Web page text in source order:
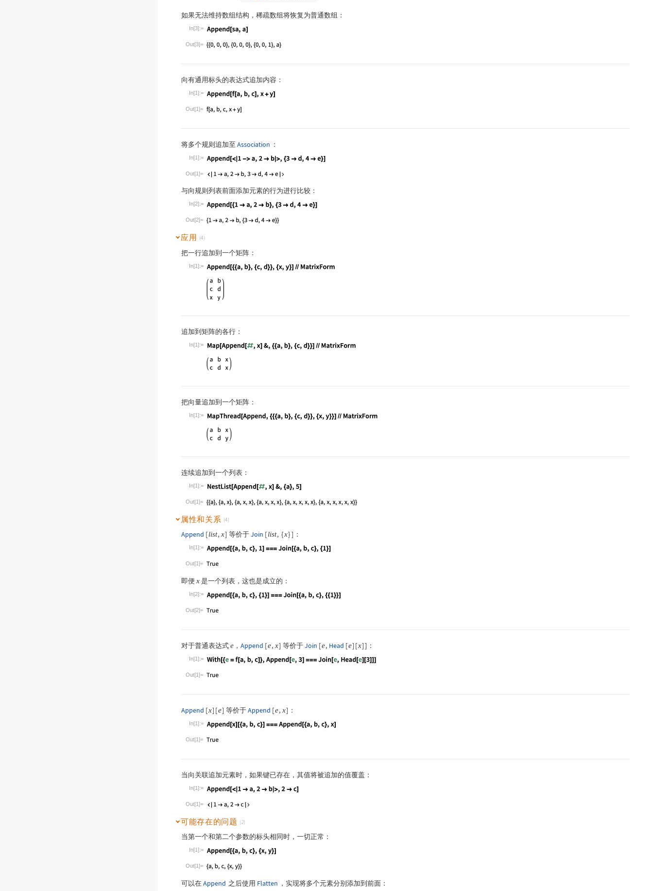
如果无法维持数组结构，稀疏数组将恢复为普通数组：
In[3]:=
Wolfram Language code: Append[sa, a]
Out[3]=
向有通用标头的表达式追加内容：
In[1]:=
Wolfram Language code:
Out[1]=
将多个规则追加至 Association ：
In[1]:=
Wolfram Language code: Append[<|1 -> a, 2 -> b|>, {3 -> d, 4 -> e}]
Out[1]=
与向规则列表前面添加元素的行为进行比较：
In[2]:=
Wolfram Language code: Append[{1 -> a, 2 -> b}, {3 -> d, 4 -> e}]
Out[2]=
应用 (4)
把一行追加到一个矩阵：
In[1]:=
Wolfram Language code:
追加到矩阵的各行：
In[1]:=
Wolfram Language code:
把向量追加到一个矩阵：
In[1]:=
Wolfram Language code:
连续追加到一个列表：
In[1]:=
Wolfram Language code: NestList[Append[#, x]&, {a}, 5]
Out[1]=
属性和关系 (4)
Append [list, x] 等价于Join [list, {x}] ：
In[1]:=
Wolfram Language code:
Out[1]=
即便 x是一个列表，这也是成立的：
In[2]:=
Wolfram Language code:
Out[2]=
对于普通表达式e， Append [e, x] 等价于Join [e, Head [e] [x]] ：
In[1]:=
Wolfram Language code:
Out[1]=
Append [x] [e] 等价于Append [e, x] ：
In[1]:=
Wolfram Language code:
Out[1]=
当向关联追加元素时，如果键已存在，其值将被追加的值覆盖：
In[1]:=
Wolfram Language code:
Out[1]=
可能存在的问题 (2)
当第一个和第二个参数的标头相同时，一切正常：
In[1]:=
Wolfram Language code:
Out[1]=
可以在Append 之后使用 Flatten ，实现将多个元素分别添加到前面：